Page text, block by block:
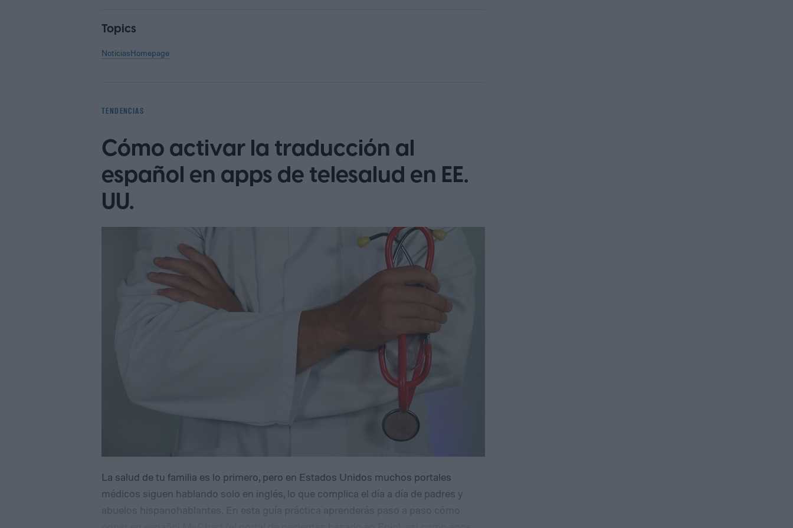
Topics
NoticiasHomepage
TENDENCIAS
Cómo activar la traducción al
español en apps de telesalud en EE.
UU.
La salud de tu familia es lo primero, pero en Estados Unidos muchos portales
médicos siguen hablando solo en inglés, lo que complica el día a día de padres y